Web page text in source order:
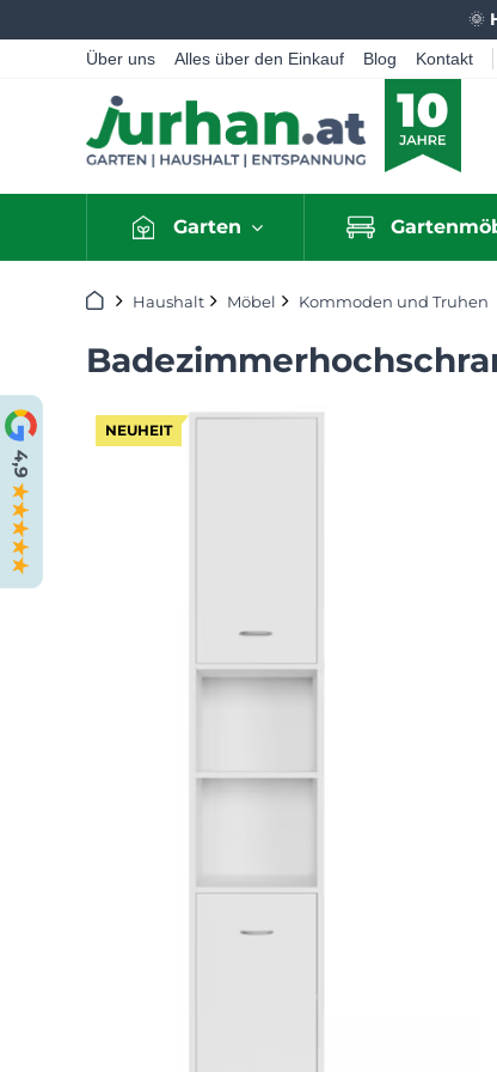
🌞
Über uns Alles über den Einkauf Blog Kontakt
Garten
StartseiteHaushalt Möbel Kommoden und Truhen
NEUHEIT